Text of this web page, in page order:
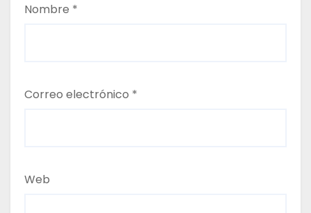
Nombre *
Correo electrónico *
Web